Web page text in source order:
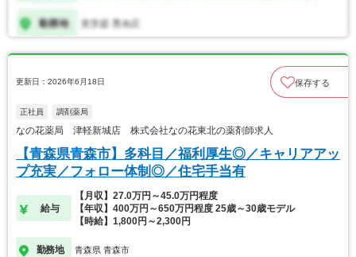
更新日：2026年6月18日 保存する
正社員 調剤薬局
なの花薬局 津軽新城店 株式会社なの花東北の薬剤師求人
【青森県青森市】多科目／福利厚生◎／キャリアアッ
プ充実／フォロー体制◎／住宅手当有
給与
【月収】27.0万円～45.0万円程度
【年収】400万円～650万円程度 25歳～30歳モデル
【時給】1,800円～2,300円
勤務地 青森県 青森市